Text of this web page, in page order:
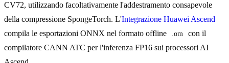
CV72, utilizzando facoltativamente l'addestramento consapevole
della compressione SpongeTorch. L'Integrazione Huawei Ascend
compila le esportazioni ONNX nel formato offline
.om
con il
compilatore CANN ATC per l'inferenza FP16 sui processori AI